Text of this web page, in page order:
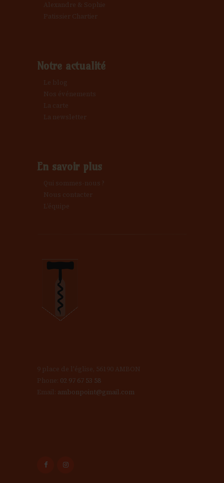
Alexandre & Sophie
Patissier Chartier
Notre actualité
Le blog
Nos événements
La carte
La newsletter
En savoir plus
Qui sommes-nous ?
Nous contacter
L’équipe
9 place de l'église, 56190 AMBON
Phone: 02 97 67 53 58
Email: ambonpoint@gmail.com